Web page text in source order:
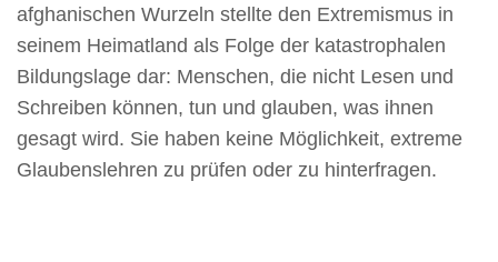
afghanischen Wurzeln stellte den Extremismus in
seinem Heimatland als Folge der katastrophalen
Bildungslage dar: Menschen, die nicht Lesen und
Schreiben können, tun und glauben, was ihnen
gesagt wird. Sie haben keine Möglichkeit, extreme
Glaubenslehren zu prüfen oder zu hinterfragen.